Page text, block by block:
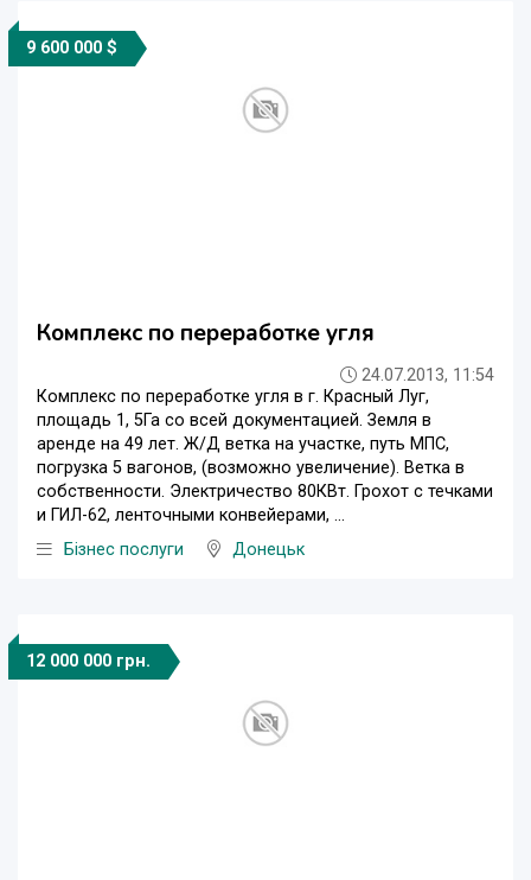
9 600 000 $
Комплекс по переработке угля
24.07.2013, 11:54
Комплекс по переработке угля в г. Красный Луг,
площадь 1, 5Га со всей документацией. Земля в
аренде на 49 лет. Ж/Д ветка на участке, путь МПС,
погрузка 5 вагонов, (возможно увеличение). Ветка в
собственности. Электричество 80КВт. Грохот с течками
и ГИЛ-62, ленточными конвейерами, ...
Бізнес послуги
Донецьк
12 000 000 грн.